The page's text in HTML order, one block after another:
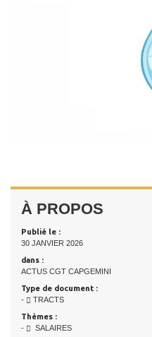
À PROPOS
Publié le :
30 JANVIER 2026
dans :
ACTUS CGT CAPGEMINI
Type de document :
-
TRACTS
Thèmes :
-
SALAIRES